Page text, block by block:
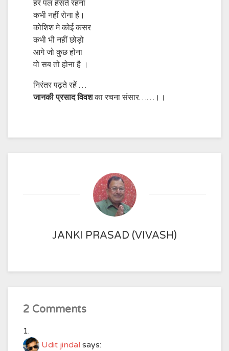
हर पल हँसते रहना
कभी नहीं रोना है।
कोशिश मे कोई कसर
कभी भी नहीं छोड़ो
आगे जो कुछ होना
वो सब तो होना है ।
निरंतर पढ़ते रहें …
जानकी प्रसाद विवशका रचना संसार……।।
JANKI PRASAD (VIVASH)
2 Comments
Udit jindal says: